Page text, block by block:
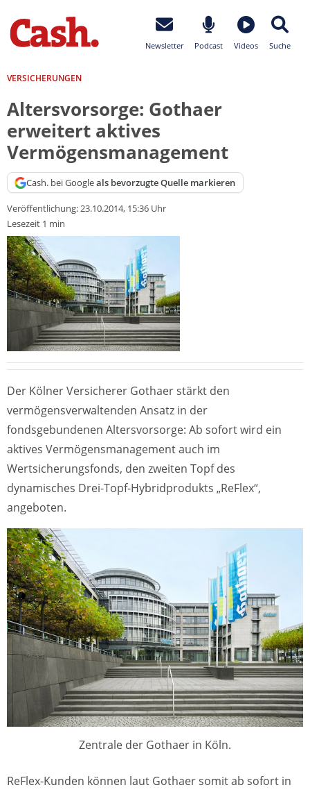
Newsletter Podcast Videos Suche
VERSICHERUNGEN
Altersvorsorge: Gothaer
erweitert aktives
Vermögensmanagement
Cash. bei Googleals bevorzugte Quelle markieren
Veröffentlichung:23.10.2014, 15:36 Uhr
Lesezeit 1 min
Der Kölner Versicherer Gothaer stärkt den
vermögensverwaltenden Ansatz in der
fondsgebundenen Altersvorsorge: Ab sofort wird ein
aktives Vermögensmanagement auch im
Wertsicherungsfonds, den zweiten Topf des
dynamisches Drei-Topf-Hybridprodukts „ReFlex“,
angeboten.
Zentrale der Gothaer in Köln.
ReFlex-Kunden können laut Gothaer somit ab sofort in